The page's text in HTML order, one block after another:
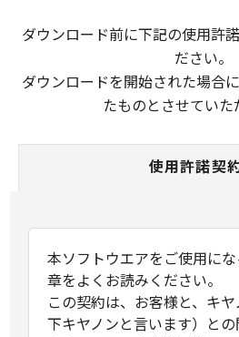
ダウンロード前に下記の使用許
ださい。
ダウンロードを開始された場合
たものとさせていた
使用許諾契
本ソフトウエアをご使用に
章をよくお読みください。
この契約は、お客様と、キ
下キヤノンと言います）との